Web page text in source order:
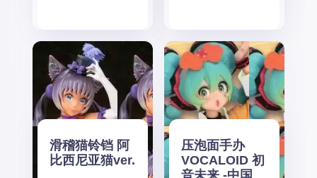
滑稽猫铃铛 阿
比西尼亚猫ver.
压泡面手办
VOCALOID 初
音未来 -中国